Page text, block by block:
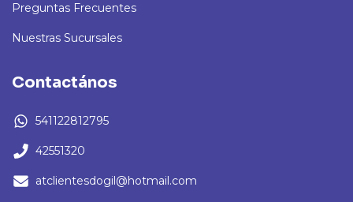
Preguntas Frecuentes
Nuestras Sucursales
Contactános
541122812795
42551320
atclientesdogil@hotmail.com